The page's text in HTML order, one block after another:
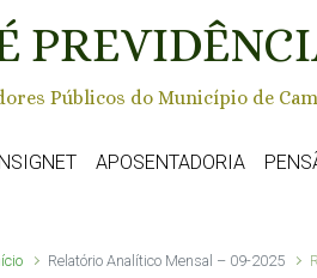
Públicos do Município de
APOSENTADORIA
Relatório Analítico Mensal – 09-2025